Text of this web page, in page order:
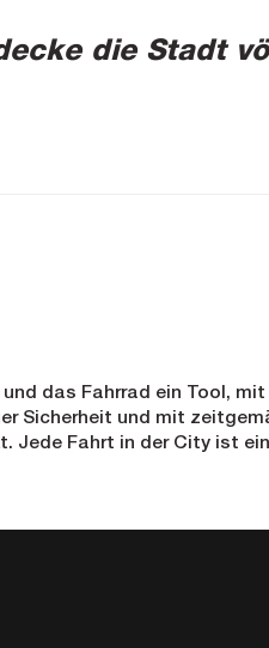
die Stadt
das Fahrrad ein Tool,
Sicherheit und mit
Jede Fahrt in der City ist